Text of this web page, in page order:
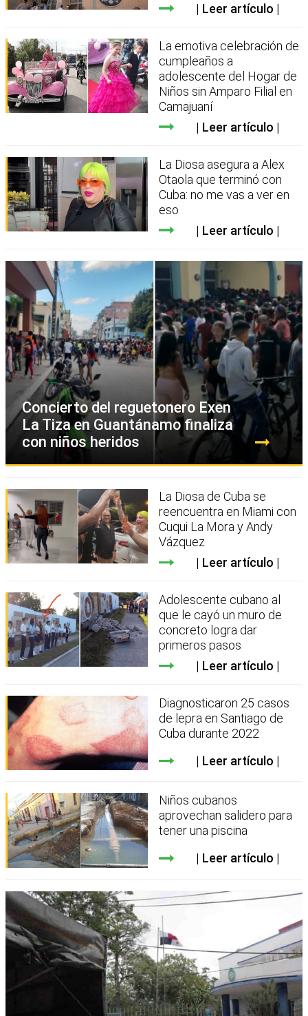
Leer artículo
La emotiva celebración de
cumpleaños a
adolescente del Hogar de
Niños sin Amparo Filial en
Camajuaní
Leer artículo
La Diosa asegura a Alex
Otaola que terminó con
Cuba: no me vas a ver en
eso
Leer artículo
Concierto del reguetonero Exen
La Tiza en Guantánamo finaliza
con niños heridos
La Diosa de Cuba se
reencuentra en Miami con
Cuqui La Mora y Andy
Vázquez
Leer artículo
Adolescente cubano al
que le cayó un muro de
concreto logra dar
primeros pasos
Leer artículo
Diagnosticaron 25 casos
de lepra en Santiago de
Cuba durante 2022
Leer artículo
Niños cubanos
aprovechan salidero para
tener una piscina
Leer artículo